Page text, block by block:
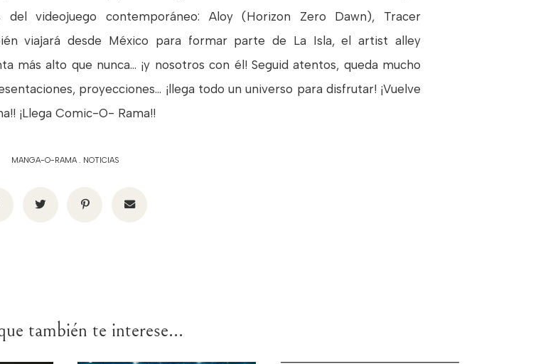
videojuego contemporáneo: Aloy (Horizon Zero Dawn), Tracer
viajará desde México para formar parte de La Isla, el artist alley
más alto que nunca... ¡y nosotros con él! Seguid atentos, queda mucho
proyecciones... ¡llega todo un universo para disfrutar! ¡Vuelve
¡Llega Comic-O- Rama!!
MANGA-O-RAMA. NOTICIAS
también te interese...